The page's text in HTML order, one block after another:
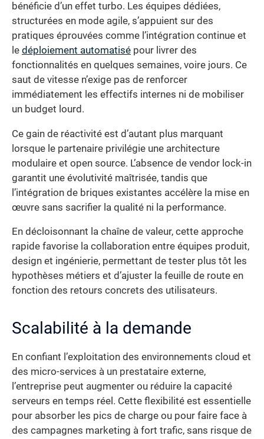
bénéficie d’un effet turbo. Les équipes dédiées,
structurées en mode agile, s’appuient sur des
pratiques éprouvées comme l’intégration continue et
le déploiement automatisé pour livrer des
fonctionnalités en quelques semaines, voire jours. Ce
saut de vitesse n’exige pas de renforcer
immédiatement les effectifs internes ni de mobiliser
un budget lourd.
Ce gain de réactivité est d’autant plus marquant
lorsque le partenaire privilégie une architecture
modulaire et open source. L’absence de vendor lock-in
garantit une évolutivité maîtrisée, tandis que
l’intégration de briques existantes accélère la mise en
œuvre sans sacrifier la qualité ni la performance.
En décloisonnant la chaîne de valeur, cette approche
rapide favorise la collaboration entre équipes produit,
design et ingénierie, permettant de tester plus tôt les
hypothèses métiers et d’ajuster la feuille de route en
fonction des retours concrets des utilisateurs.
Scalabilité à la demande
En confiant l’exploitation des environnements cloud et
des micro-services à un prestataire externe,
l’entreprise peut augmenter ou réduire la capacité
serveurs en temps réel. Cette flexibilité est essentielle
pour absorber les pics de charge ou pour faire face à
des campagnes marketing à fort trafic, sans risque de